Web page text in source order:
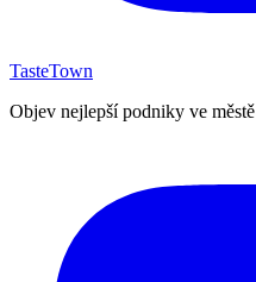
TasteTown
Objev nejlepší podniky ve městě